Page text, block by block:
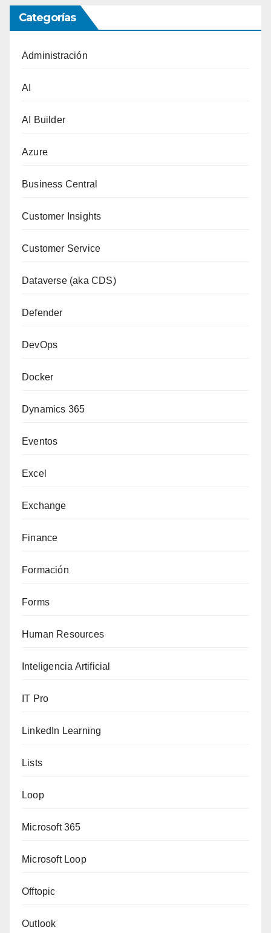
Categorías
Administración
AI
AI Builder
Azure
Business Central
Customer Insights
Customer Service
Dataverse (aka CDS)
Defender
DevOps
Docker
Dynamics 365
Eventos
Excel
Exchange
Finance
Formación
Forms
Human Resources
Inteligencia Artificial
IT Pro
LinkedIn Learning
Lists
Loop
Microsoft 365
Microsoft Loop
Offtopic
Outlook